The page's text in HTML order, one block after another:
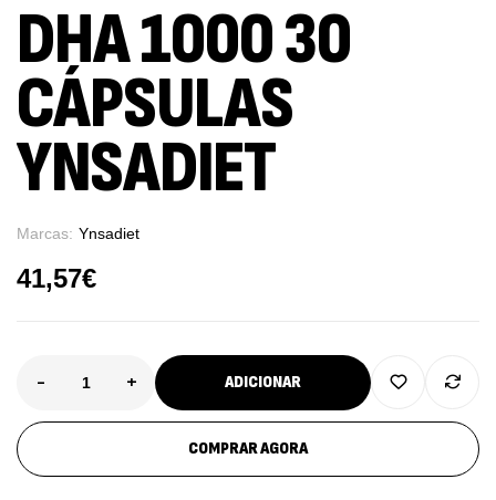
DHA 1000 30
CÁPSULAS
YNSADIET
Marcas: Ynsadiet
41,57€
- + ADICIONAR
COMPRAR AGORA